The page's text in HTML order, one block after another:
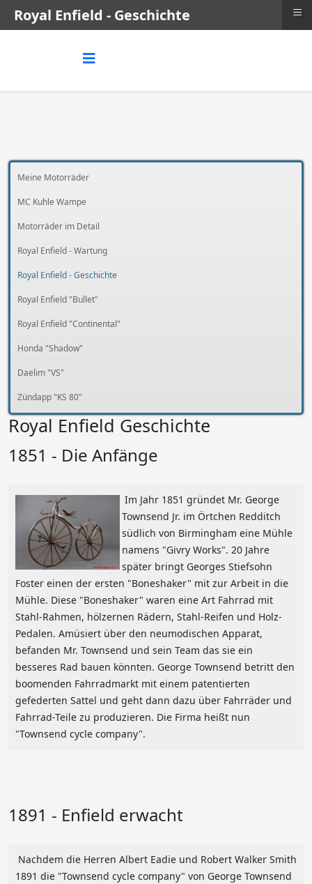
Meine Motorräder
MC Kuhle Wampe
Motorräder im Detail
Royal Enfield - Wartung
Royal Enfield - Geschichte
Royal Enfield "Bullet"
Royal Enfield "Continental"
Honda "Shadow"
Daelim "VS"
Zündapp "KS 80"
Royal Enfield Geschichte
1851 - Die Anfänge
Im Jahr 1851 gründet Mr. George
Townsend Jr. im Örtchen Redditch
südlich von Birmingham eine Mühle
namens "Givry Works". 20 Jahre
später bringt Georges Stiefsohn
Foster einen der ersten "Boneshaker" mit zur Arbeit in die
Mühle. Diese "Boneshaker" waren eine Art Fahrrad mit
Stahl-Rahmen, hölzernen Rädern, Stahl-Reifen und Holz-
Pedalen. Amüsiert über den neumodischen Apparat,
befanden Mr. Townsend und sein Team das sie ein
besseres Rad bauen könnten. George Townsend betritt den
boomenden Fahrradmarkt mit einem patentierten
gefederten Sattel und geht dann dazu über Fahrräder und
Fahrrad-Teile zu produzieren. Die Firma heißt nun
"Townsend cycle company".
1891 - Enfield erwacht
Nachdem die Herren Albert Eadie und Robert Walker Smith
1891 die "Townsend cycle company" von George Townsend
Royal Enfield - Geschichte ≡